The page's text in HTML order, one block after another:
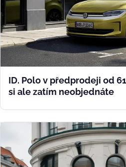
ID. Polo v předprodeji od
si ale zatím neobjednáte